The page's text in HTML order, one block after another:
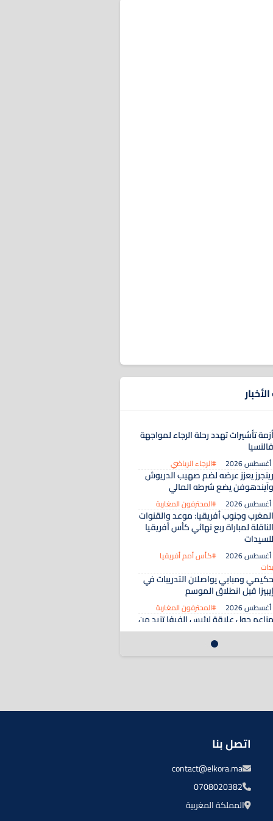
أزمة تأشيرات تهدد رحلة الرجاء لمواجهة
فالنسيا
#الرجاء الرياضي
رينجرز يعزز عرضه لضم صهيب الدريوش
وآيندهوفن يضع شرطه المالي
#المحترفون المغاربة
المغرب وجنوب أفريقيا: موعد والقنوات
الناقلة لمباراة ربع نهائي كأس أفريقيا
للسيدات
#كأس أمم أفريقيا
حكيمي ومبابي يواصلان التدريبات في
إيبيزا قبل انطلاق الموسم
#المحترفون المغاربة
مزاعم حول علاقة لرئيس الفيفا تزيد من
تعقيد وضعيته
#الكرة العالمية
اتصل بنا
contact@elkora.ma
0708020382
المملكة المغربية